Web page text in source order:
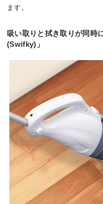
ます。
吸い取りと拭き取りが同時
(Swifky)」